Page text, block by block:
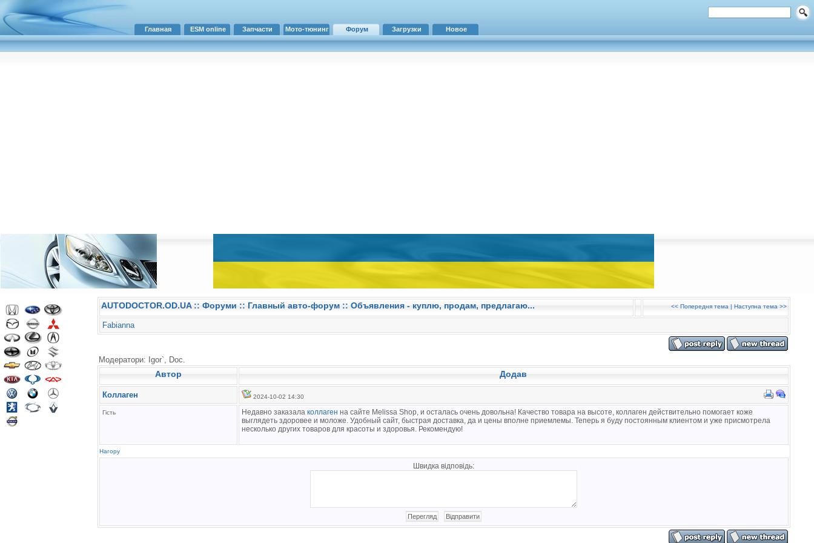
Главная ESM online Запчасти Мото-тюнинг Форум Загрузки Новое
AUTODOCTOR.OD.UA:: Форуми :: Главный авто-форум :: Объявления - куплю, продам, предлагаю... << Попередня тема | Наступна тема >>
Fabianna
Модератори: Igor`, Doc.
Автор Додав
Коллаген 2024-10-02 14:30
Гість Недавно заказала коллаген на сайте Melissa Shop, и осталась очень довольна! Качество товара на высоте, коллаген действительно помогает коже
выглядеть здоровее и моложе. Удобный сайт, быстрая доставка, да и цены вполне приемлемы. Теперь я буду постоянным клиентом и уже присмотрела
несколько других товаров для красоты и здоровья. Рекомендую!
Нагору
Швидка відповідь: